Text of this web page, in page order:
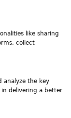
like sharing
collect
analyze the key
in delivering a better